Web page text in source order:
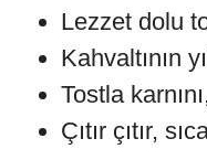
Lezzet dolu
Kahvaltının
Tostla
Çıtır çıtır,